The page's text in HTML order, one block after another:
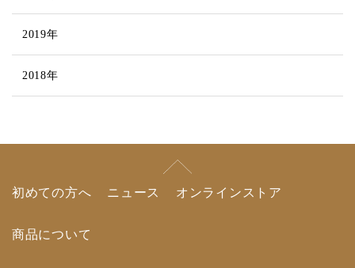
2019年
2018年
初めての方へ ニュース オンラインストア
商品について